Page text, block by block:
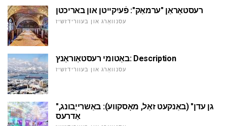
רעסטאָראַן "ערמאַק": פֿעיִקייטן און באריכטן
עסנוואַרג און בעוורידזשיז
באַטומי רעסטאַוראַנץ: Description
עסנוואַרג און בעוורידזשיז
"גן עדן" (באַנקעט זאַל, מאָסקווע): באַשרייַבונג,
אַדרעס